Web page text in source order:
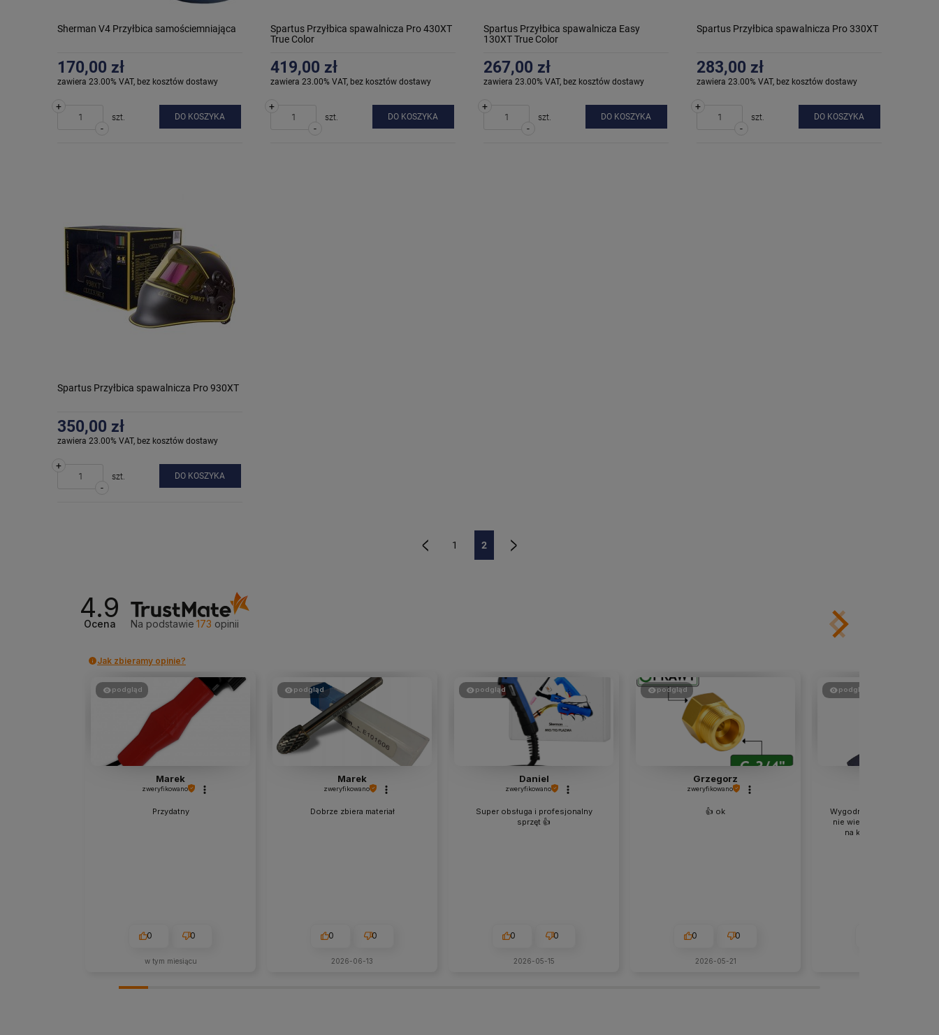
Sherman V4 Przyłbica samościemniająca
170,00 zł
zawiera 23.00% VAT, bez kosztów dostawy
-
+
szt. DO KOSZYKA
Spartus Przyłbica spawalnicza Pro 430XT
True Color
419,00 zł
zawiera 23.00% VAT, bez kosztów dostawy
-
+
szt. DO KOSZYKA
Spartus Przyłbica spawalnicza Easy
130XT True Color
267,00 zł
zawiera 23.00% VAT, bez kosztów dostawy
-
+
szt. DO KOSZYKA
Spartus Przyłbica spawalnicza Pro 330XT
283,00 zł
zawiera 23.00% VAT, bez kosztów dostawy
-
+
szt. DO KOSZYKA
Spartus Przyłbica spawalnicza Pro 930XT
350,00 zł
zawiera 23.00% VAT, bez kosztów dostawy
-
+
szt. DO KOSZYKA
1 2
4.9
Ocena Na podstawie 173 opinii
Jak zbieramy opinie?
podgląd
Marek
zweryfikowano
Przydatny
0 0
w tym miesiącu
podgląd
Marek
zweryfikowano
Dobrze zbiera materiał
0 0
2026-06-13
podgląd
Daniel
zweryfikowano
Super obsługa i profesjonalny
sprzęt 👍️
0 0
2026-05-15
podgląd
Grzegorz
zweryfikowano
👍️ ok
0 0
2026-05-21
podgląd
Wygodny kaptur, dla
nie wiem jak przy długiej
na krótkie spawania